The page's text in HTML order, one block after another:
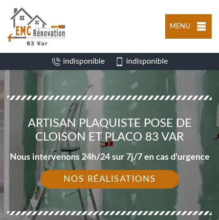
MENU
indisponible indisponible
ARTISAN PLAQUISTE POSE DE
CLOISON ET PLACO 83 VAR
Nous intervenons 24h/24 sur 7j/7 en cas d'urgence
NOS RÉALISATIONS